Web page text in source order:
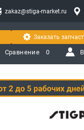
zakaz@stiga-market.ru
Заказать
Сравнение 0